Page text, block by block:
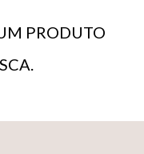
PRODUTO